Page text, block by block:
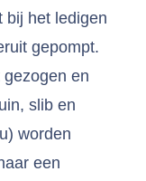
bij het ledigen
gepompt.
en
slib en
worden
een